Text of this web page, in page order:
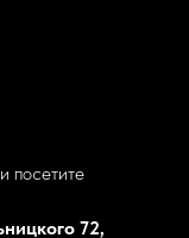
посетите
72,